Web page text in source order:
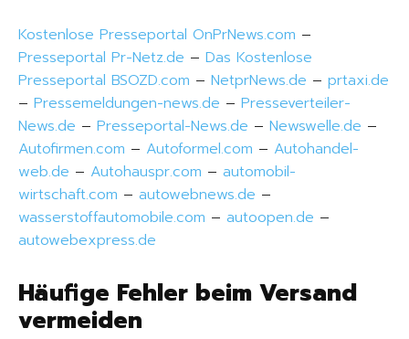
Kostenlose Presseportal OnPrNews.com –
Presseportal Pr-Netz.de – Das Kostenlose
Presseportal BSOZD.com – NetprNews.de – prtaxi.de
– Pressemeldungen-news.de – Presseverteiler-
News.de – Presseportal-News.de – Newswelle.de –
Autofirmen.com – Autoformel.com – Autohandel-
web.de – Autohauspr.com – automobil-
wirtschaft.com – autowebnews.de –
wasserstoffautomobile.com – autoopen.de –
autowebexpress.de
Häufige Fehler beim Versand
vermeiden